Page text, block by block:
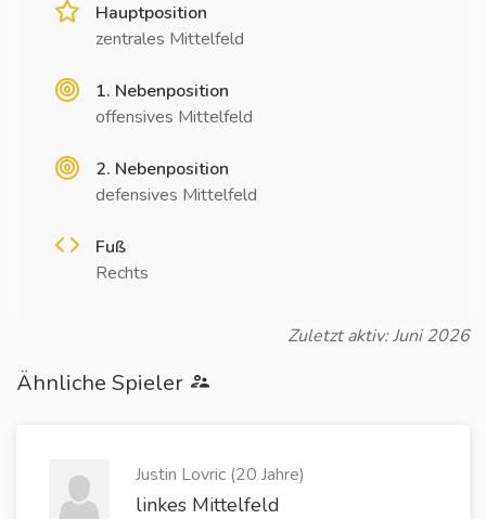
Hauptposition
zentrales Mittelfeld
1. Nebenposition
offensives Mittelfeld
2. Nebenposition
defensives Mittelfeld
Fuß
Rechts
Zuletzt aktiv: Juni 2026
Ähnliche Spieler
Justin Lovric (20 Jahre)
linkes Mittelfeld